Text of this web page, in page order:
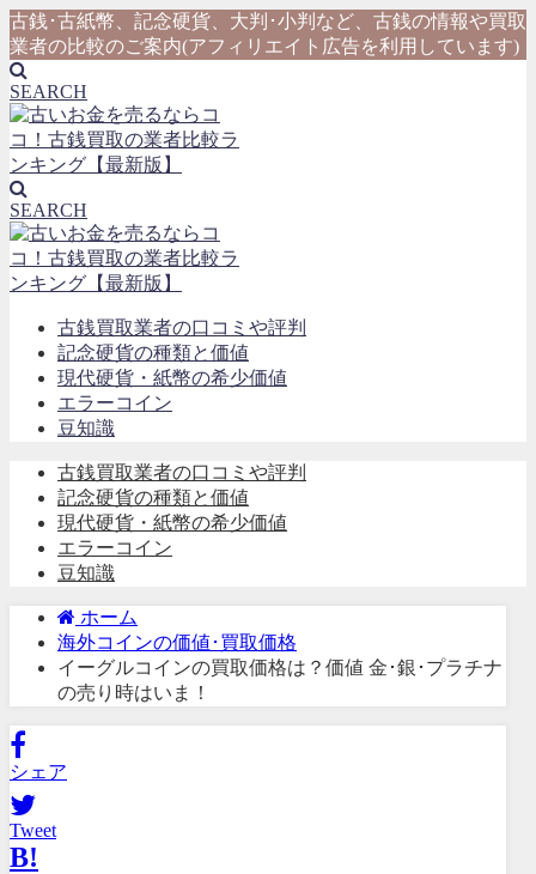
古銭･古紙幣、記念硬貨、大判･小判など、古銭の情報や買取
業者の比較のご案内(アフィリエイト広告を利用しています)
SEARCH
SEARCH
古銭買取業者の口コミや評判
記念硬貨の種類と価値
現代硬貨・紙幣の希少価値
エラーコイン
豆知識
古銭買取業者の口コミや評判
記念硬貨の種類と価値
現代硬貨・紙幣の希少価値
エラーコイン
豆知識
ホーム
海外コインの価値･買取価格
イーグルコインの買取価格は？価値 金･銀･プラチナ
の売り時はいま！
シェア
Tweet
B!